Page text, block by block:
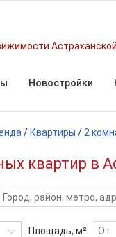
Новостройки
/ Квартиры / 2
квартир в
Площадь, м²